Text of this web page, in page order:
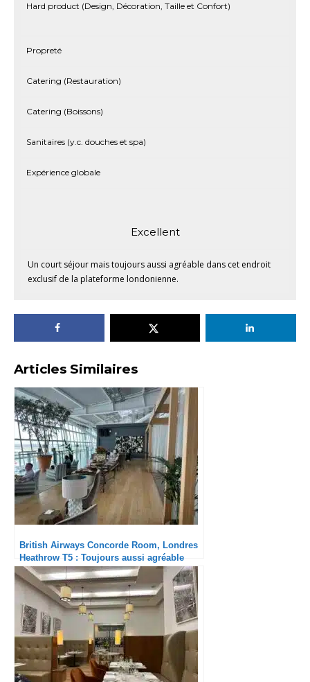
Hard product (Design, Décoration, Taille et Confort)
Propreté
Catering (Restauration)
Catering (Boissons)
Sanitaires (y.c. douches et spa)
Expérience globale
Excellent
Un court séjour mais toujours aussi agréable dans cet endroit
exclusif de la plateforme londonienne.
Articles Similaires
British Airways Concorde Room, Londres
Heathrow T5 : Toujours aussi agréable